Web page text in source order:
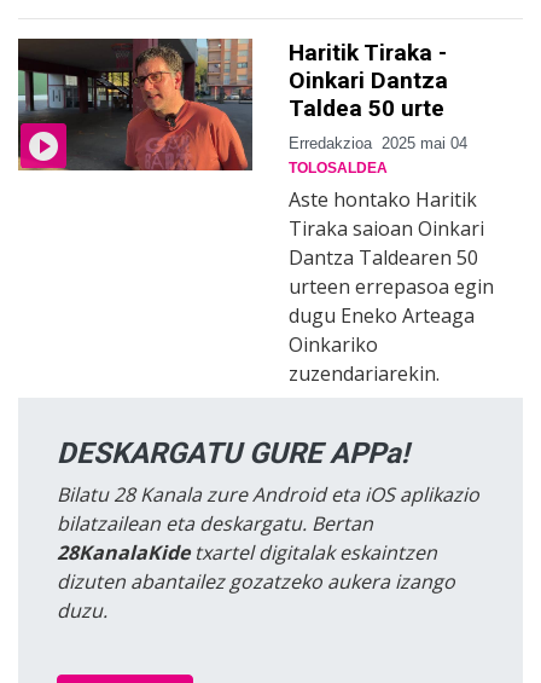
Haritik Tiraka -
Oinkari Dantza
Taldea 50 urte
Erredakzioa 2025 mai 04
TOLOSALDEA
Aste hontako Haritik
Tiraka saioan Oinkari
Dantza Taldearen 50
urteen errepasoa egin
dugu Eneko Arteaga
Oinkariko
zuzendariarekin.
DESKARGATU GURE APPa!
Bilatu 28 Kanala zure Android eta iOS aplikazio
bilatzailean eta deskargatu. Bertan
28KanalaKidetxartel digitalak eskaintzen
dizuten abantailez gozatzeko aukera izango
duzu.